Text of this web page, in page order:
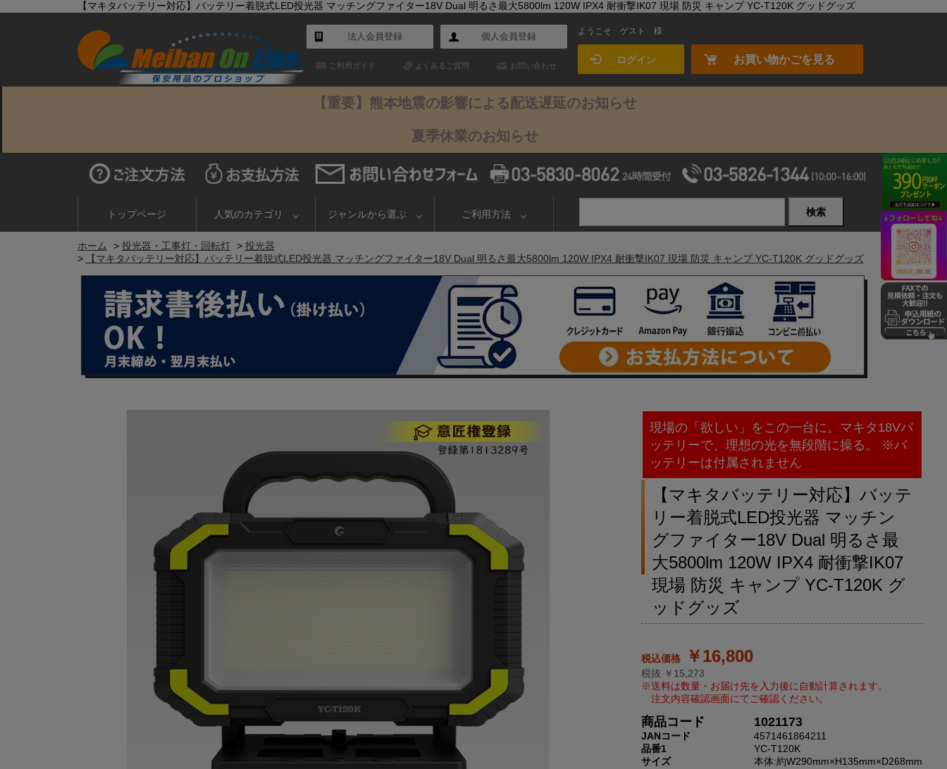
【マキタバッテリー対応】バッテリー着脱式LED投光器 マッチングファイター18V Dual 明るさ最大5800lm 120W IPX4 耐衝撃IK07 現場 防災 キャンプ YC-T120K グッドグッズ
法人会員登録 個人会員登録
ご利用ガイド よくあるご質問 お問い合わせ
ようこそ ゲスト 様
ログイン お買い物かごを見る
【重要】熊本地震の影響による配送遅延のお知らせ
夏季休業のお知らせ
トップページ 人気のカテゴリ ジャンルから選ぶ ご利用方法 検索
ホーム > 投光器・工事灯・回転灯 > 投光器
>
【マキタバッテリー対応】バッテリー着脱式LED投光器 マッチングファイター18V Dual 明るさ最大5800lm 120W IPX4 耐衝撃IK07 現場 防災 キャンプ YC-T120K グッドグッズ
現場の「欲しい」をこの一台に。マキタ18Vバ
ッテリーで、理想の光を無段階に操る。 ※バ
ッテリーは付属されません
【マキタバッテリー対応】バッテ
リー着脱式LED投光器 マッチン
グファイター18V Dual 明るさ最
大5800lm 120W IPX4 耐衝撃IK07
現場 防災 キャンプ YC-T120K グ
ッドグッズ
￥16,800
税抜 ￥15,273
商品コード 1021173
JANコード
4571461864211
品番1
YC-T120K
サイズ
本体:約W290mm×H135mm×D268mm